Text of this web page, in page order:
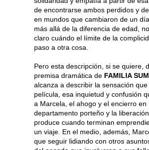
de encontrarse ambos perdidos y
en mundos que cambiaron de un
más allá de la diferencia de edad,
claro cuándo el límite de la
paso a otra cosa.
Pero esta descripción, si se quiere,
premisa dramática de FAMILIA
alcanza a describir la sensación
película, esa inquietud y confusión
a Marcela, el ahogo y el encierro en
departamento porteño y la
produce cuando terminan
un viaje. En el medio, además,
que seguir lidiando con otros